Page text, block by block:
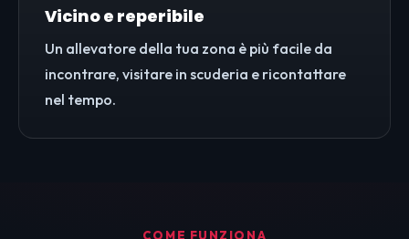
Vicino e reperibile
Un allevatore della tua zona è più facile da
incontrare, visitare in scuderia e ricontattare
nel tempo.
COME FUNZIONA